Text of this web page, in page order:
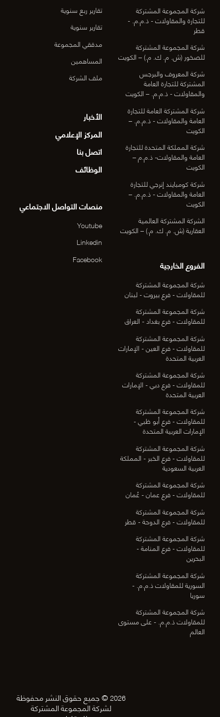
شركة المجموعة المشتركة
للتجارة والمقاولات - ذ.م.م. -
قطر
شركة المجموعة المشتركة
للصخور (ش. م. ك. م.) – الكويت
شركة المعروف والبرجس
المشتركة للتجارة العامة
والمقاولات - ذ.م.م. – الكويت
شركة المشتركة العامة للتجارة
العامة والمقاولات - ذ.م.م. –
الكويت
شركة المملكة المتحدة للتجارة
العامة والمقاولات- ذ.م.م –
الكويت
شركة كومبايند إنرجي للتجارة
العامة والمقاولات - ذ.م.م. –
الكويت
الشركة المشتركة العالمية
العقارية (ش. م. ك. م.) – الكويت
الفروع الخارجية
شركة المجموعة المشتركة
للمقاولات - فرع بيروت - لبنان
شركة المجموعة المشتركة
للمقاولات - فرع بغداد - العراق
شركة المجموعة المشتركة
للمقاولات - فرع العين - الإمارات
العربية المتحدة
شركة المجموعة المشتركة
للمقاولات - فرع دبي - الإمارات
العربية المتحدة
شركة المجموعة المشتركة
للمقاولات - فرع أبو ظبي -
الإمارات العربية المتحدة
شركة المجموعة المشتركة
للمقاولات - فرع الخبر - المملكة
العربية السعودية
شركة المجموعة المشتركة
للمقاولات - فرع عمان - عُمان
شركة المجموعة المشتركة
للمقاولات - فرع الدوحة - قطر
شركة المجموعة المشتركة
للمقاولات - فرع المنامة -
البحرين
شركة المجموعة المشتركة
السورية للمقاولات ذ.م.م. -
سوريا
شركة المجموعة المشتركة
للمقاولات ذ.م.م. - على مستوى
العالم
تقارير ربع سنوية
تقارير سنوية
مدققي المجموعة
المساهمين
ملف الشركة
الأخبار
المركز الإعلامي
اتصل بنا
الوظائف
منصات التواصل الاجتماعي
Youtube
Linkedin
Facebook
2026© جميع حقوق النشر محفوظة
لشركة المجموعة المشتركة